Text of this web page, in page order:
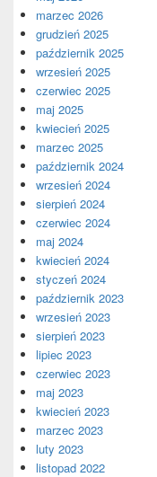
marzec 2026
grudzień 2025
październik 2025
wrzesień 2025
czerwiec 2025
maj 2025
kwiecień 2025
marzec 2025
październik 2024
wrzesień 2024
sierpień 2024
czerwiec 2024
maj 2024
kwiecień 2024
styczeń 2024
październik 2023
wrzesień 2023
sierpień 2023
lipiec 2023
czerwiec 2023
maj 2023
kwiecień 2023
marzec 2023
luty 2023
listopad 2022